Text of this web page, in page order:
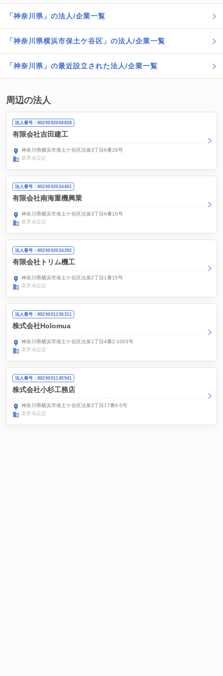
「神奈川県」の法人/企業一覧
「神奈川県横浜市保土ケ谷区」の法人/企業一覧
「神奈川県」の最近設立された法人/企業一覧
周辺の法人
法人番号：8020002068828
有限会社吉田建工
神奈川県横浜市保土ケ谷区法泉3丁目6番28号
業界未設定
法人番号：8020002024401
有限会社南海重機興業
神奈川県横浜市保土ケ谷区法泉3丁目6番10号
業界未設定
法人番号：8020002024392
有限会社トリム機工
神奈川県横浜市保土ケ谷区法泉2丁目1番15号
業界未設定
法人番号：8020001156311
株式会社Holomua
神奈川県横浜市保土ケ谷区法泉1丁目4番2-1003号
業界未設定
法人番号：8020001145941
株式会社小杉工務店
神奈川県横浜市保土ケ谷区法泉3丁目17番6-5号
業界未設定